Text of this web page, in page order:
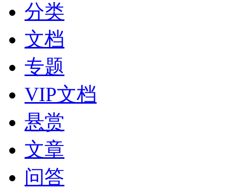
分类
文档
专题
VIP文档
悬赏
文章
问答